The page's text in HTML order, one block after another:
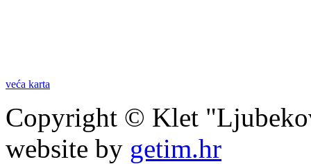
veća karta
Copyright © Klet
website by getim.hr